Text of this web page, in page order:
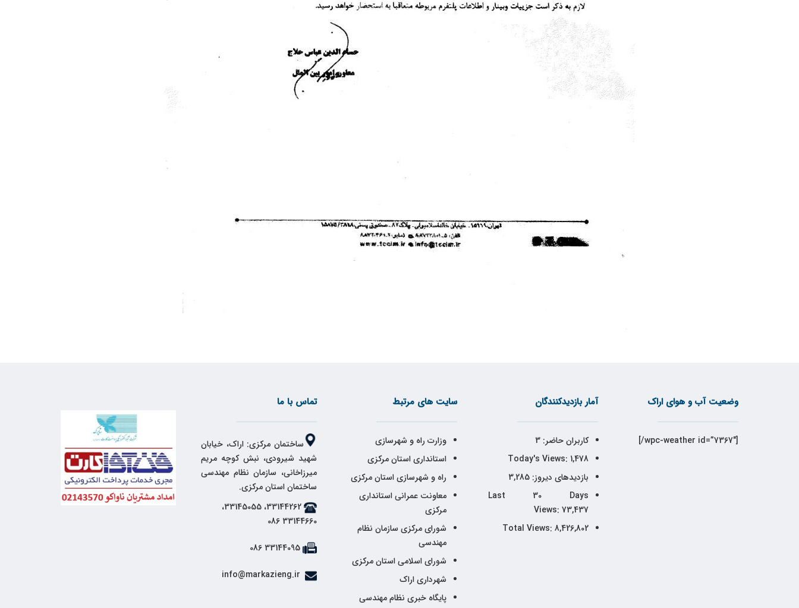
وضعیت آب و هوای اراک
[wpc-weather id=”7367″/]
آمار بازدیدکنندگان
کاربران حاضر:3
Today's Views: 1,478
بازدیدهای دیروز:3,285
Last 30 Days
Views: 73,437
Total Views: 8,426,802
سایت های مرتبط
وزارت راه و شهرسازی
استانداری استان مرکزی
راه و شهرسازی استان مرکزی
معاونت عمرانی استانداری
مرکزی
شورای مرکزی سازمان نظام
مهندسی
شورای اسلامی استان مرکزی
شهرداری اراک
پایگاه خبری نظام مهندسی
تماس با ما
ساختمان مرکزی: اراک، خیابان
شهید شیرودی، نبش کوچه مریم
میرزاخانی، سازمان نظام مهندسی
ساختمان استان مرکزی.
33144262، 33145055،
33144660 086
33144095 086